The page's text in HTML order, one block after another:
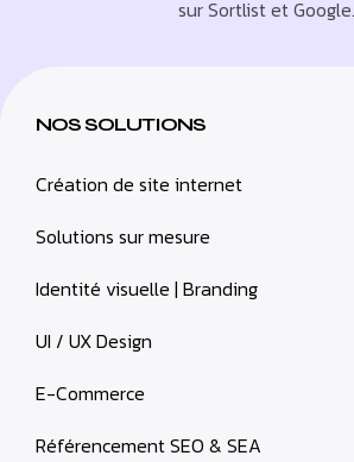
sur Sortlist et Google.
NOS SOLUTIONS
Création de site internet
Solutions sur mesure
Identité visuelle | Branding
UI / UX Design
E-Commerce
Référencement SEO & SEA